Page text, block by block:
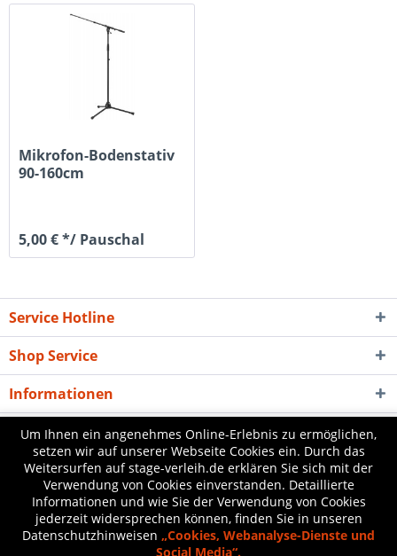
Mikrofon-Bodenstativ
90-160cm
5,00 € */ Pauschal
Service Hotline
Shop Service
Informationen
Newsletter
* Mietpreis inkl. gesetzl. Mehrwertsteuer zzgl.Anlieferungund ggf.
Aufbaukosten, wenn nicht anders beschrieben
Gewerbe-Login Über uns Kontakt Mietdauer / Preise
Um Ihnen ein angenehmes Online-Erlebnis zu ermöglichen,
setzen wir auf unserer Webseite Cookies ein. Durch das
Weitersurfen auf stage-verleih.de erklären Sie sich mit der
Verwendung von Cookies einverstanden. Detaillierte
Informationen und wie Sie der Verwendung von Cookies
jederzeit widersprechen können, finden Sie in unseren
Datenschutzhinweisen „Cookies, Webanalyse-Dienste und
Social Media“.